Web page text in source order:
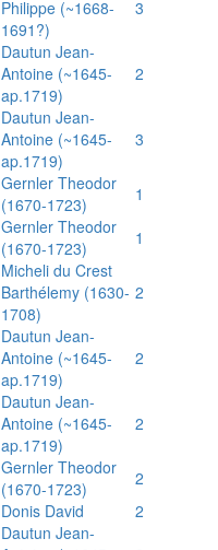
Philippe (~1668-
1691?)
3
Dautun Jean-
Antoine (~1645-
ap.1719)
2
Dautun Jean-
Antoine (~1645-
ap.1719)
3
Gernler Theodor
(1670-1723)
1
Gernler Theodor
(1670-1723)
1
Micheli du Crest
Barthélemy (1630-
1708)
2
Dautun Jean-
Antoine (~1645-
ap.1719)
2
Dautun Jean-
Antoine (~1645-
ap.1719)
2
Gernler Theodor
(1670-1723)
2
Donis David
2
Dautun Jean-